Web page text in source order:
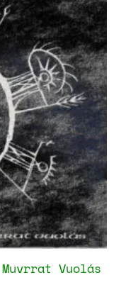
Vuolás